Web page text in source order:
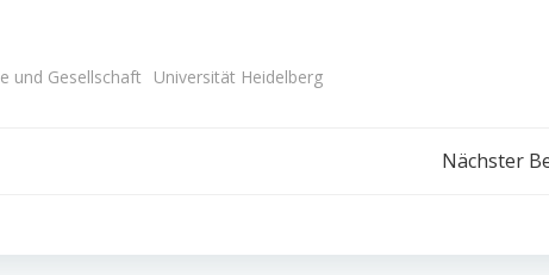
und Gesellschaft Universität Heidelberg
Beitragsnavigation
Nächster